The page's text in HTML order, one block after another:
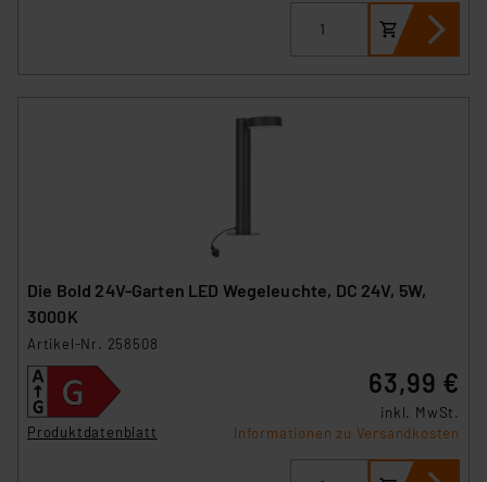
Die Bold 24V-Garten LED Wegeleuchte, DC 24V, 5W,
3000K
Artikel-Nr. 258508
Produktdatenblatt
63,99 €
inkl. MwSt.
Informationen zu Versandkosten